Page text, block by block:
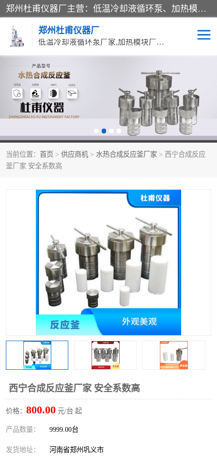
郑州杜甫仪器厂主营：低温冷却液循环泵、加热模块、水热合成反应釜、水油浴锅、旋转蒸发器、循环水真空泵等产品。郑州杜甫仪器厂在众多的教学仪器行业中依靠科技力量扬长避短、迅速发展，成为国家教委*生产教学仪器的厂家，产品具有国内良好水平，主导产品通过ISO9002质量认证。
郑州杜甫仪器厂
低温冷却液循环泵厂家,加热模块厂家,水热合成反应釜厂家,水油浴锅厂家,旋转蒸发器厂家
当前位置： 首页 > 供应商机 > 水热合成反应釜厂家 > 西宁合成反应
釜厂家 安全系数高
西宁合成反应釜厂家 安全系数高
价格： 800.00 元/台 起
产品数量： 9999.00台
发货地址： 河南省郑州巩义市
循环水真空泵厂家 水热合成反应釜厂家
低温冷却液循环泵厂家 加热模块厂家
气流烘干器
旋转蒸发器厂家 双层玻璃反应釜10L
五抽头循环水真空泵
多功能油浴锅
单层玻璃反应釜 低温恒温反应浴槽
磁力搅拌器 电动搅拌器